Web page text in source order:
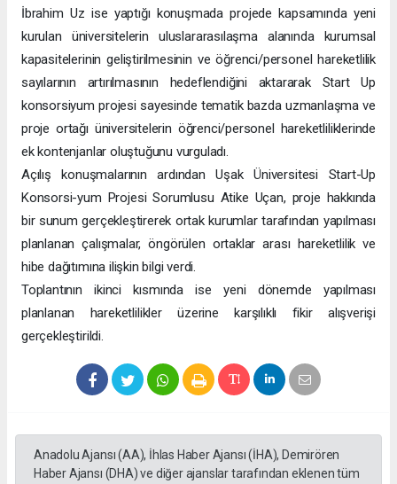
İbrahim Uz ise yaptığı konuşmada projede kapsamında yeni
kurulan üniversitelerin uluslararasılaşma alanında kurumsal
kapasitelerinin geliştirilmesinin ve öğrenci/personel hareketlilik
sayılarının artırılmasının hedeflendiğini aktararak Start Up
konsorsiyum projesi sayesinde tematik bazda uzmanlaşma ve
proje ortağı üniversitelerin öğrenci/personel hareketliliklerinde
ek kontenjanlar oluştuğunu vurguladı.
Açılış konuşmalarının ardından Uşak Üniversitesi Start-Up
Konsorsi-yum Projesi Sorumlusu Atike Uçan, proje hakkında
bir sunum gerçekleştirerek ortak kurumlar tarafından yapılması
planlanan çalışmalar, öngörülen ortaklar arası hareketlilik ve
hibe dağıtımına ilişkin bilgi verdi.
Toplantının ikinci kısmında ise yeni dönemde yapılması
planlanan hareketlilikler üzerine karşılıklı fikir alışverişi
gerçekleştirildi.
Anadolu Ajansı (AA), İhlas Haber Ajansı (İHA), Demirören
Haber Ajansı (DHA) ve diğer ajanslar tarafından eklenen tüm